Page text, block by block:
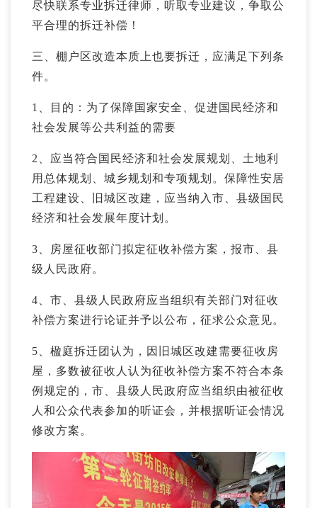
尽快联系专业拆迁律师，听取专业建议，争取公
平合理的拆迁补偿！
三、棚户区改造本质上也要拆迁，应满足下列条
件。
1、目的：为了保障国家安全、促进国民经济和
社会发展等公共利益的需要
2、应当符合国民经济和社会发展规划、土地利
用总体规划、城乡规划和专项规划。保障性安居
工程建设、旧城区改建，应当纳入市、县级国民
经济和社会发展年度计划。
3、房屋征收部门拟定征收补偿方案，报市、县
级人民政府。
4、市、县级人民政府应当组织有关部门对征收
补偿方案进行论证并予以公布，征求公众意见。
5、楹庭拆迁团认为，因旧城区改建需要征收房
屋，多数被征收人认为征收补偿方案不符合本条
例规定的，市、县级人民政府应当组织由被征收
人和公众代表参加的听证会，并根据听证会情况
修改方案。